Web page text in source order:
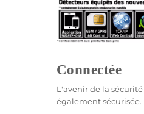
Connectée
L'avenir de la sécurité
également sécurisée.